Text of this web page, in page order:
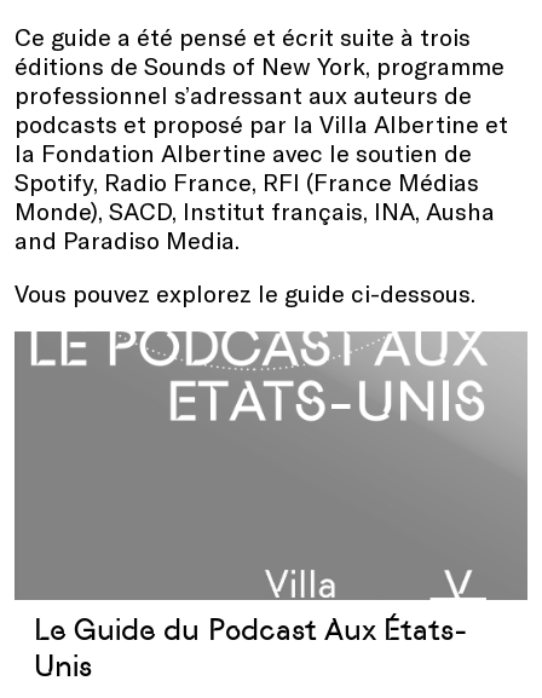
Ce guide a été pensé et écrit suite à trois
éditions de Sounds of New York, programme
professionnel s’adressant aux auteurs de
podcasts et proposé par la Villa Albertine et
la Fondation Albertine avec le soutien de
Spotify, Radio France, RFI (France Médias
Monde), SACD, Institut français, INA, Ausha
and Paradiso Media.
Vous pouvez explorez le guide ci-dessous.
Le Guide du Podcast Aux États-
Unis